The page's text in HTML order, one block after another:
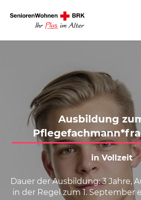
Ausbildung
in Vollzeit
Dauer der Ausbildung: 3 Jahre,
in der Regel zum 1. September